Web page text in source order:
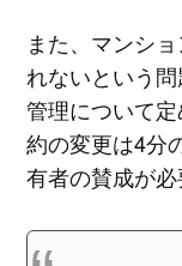
また、マンシ
れないという
管理について
約の変更は4分
有者の賛成が必